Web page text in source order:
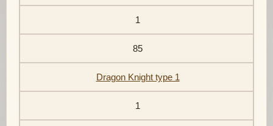
1
85
Dragon Knight type 1
1